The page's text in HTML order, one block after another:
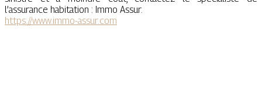
l’assurance habitation : Immo Assur.
https://www.immo-assur.com